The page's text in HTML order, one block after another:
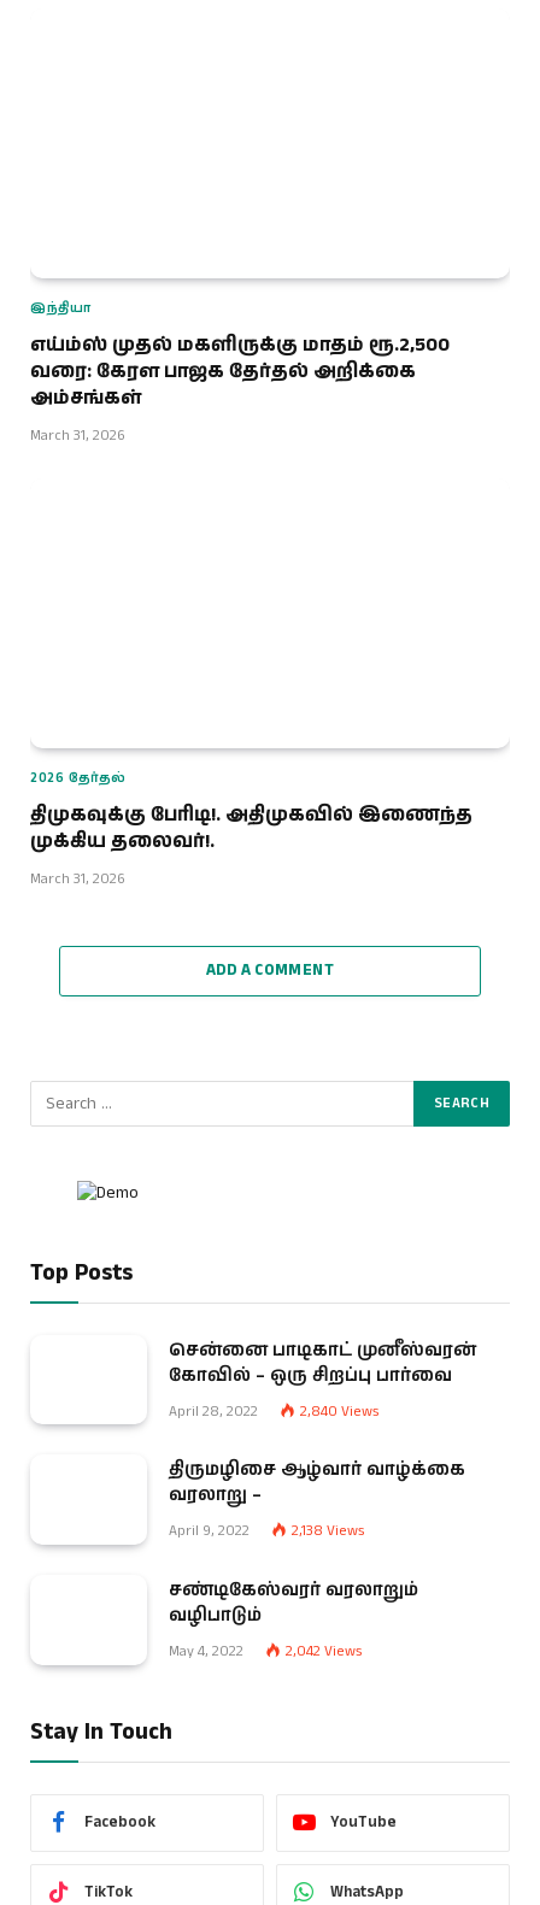
இந்தியா
எய்ம்ஸ் முதல் மகளிருக்கு மாதம் ரூ.2,500
வரை: கேரள பாஜக தேர்தல் அறிக்கை
அம்சங்கள்
March 31, 2026
2026 தேர்தல்
திமுகவுக்கு பேரிடி!. அதிமுகவில் இணைந்த
முக்கிய தலைவர்!.
March 31, 2026
ADD A COMMENT
Top Posts
சென்னை பாடிகாட் முனீஸ்வரன்
கோவில் – ஒரு சிறப்பு பார்வை
April 28, 2022 2,840 Views
திருமழிசை ஆழ்வார் வாழ்க்கை
வரலாறு –
April 9, 2022 2,138 Views
சண்டிகேஸ்வரர் வரலாறும்
வழிபாடும்
May 4, 2022 2,042 Views
Stay In Touch
Facebook YouTube
TikTok WhatsApp